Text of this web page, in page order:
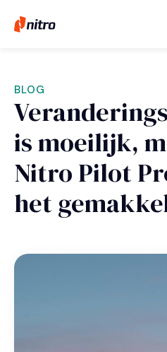
BLOG
is moeilijk,
Nitro Pilot
het